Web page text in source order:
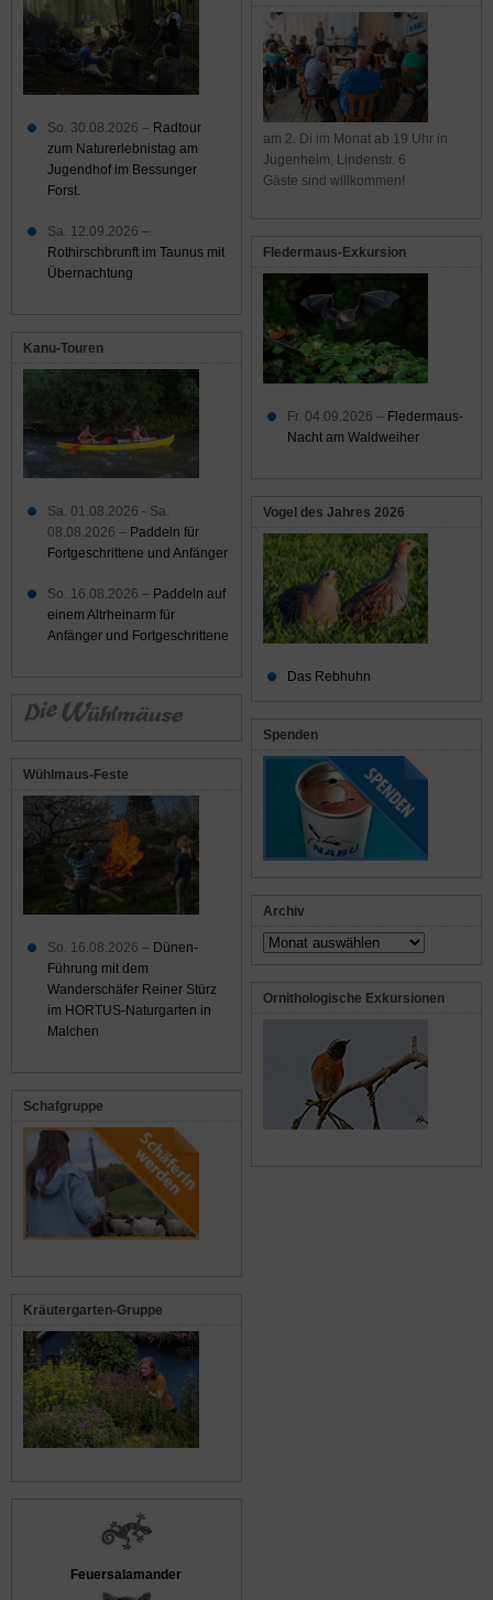
am 2. Di im Monat ab 19 Uhr in
Jugenheim, Lindenstr. 6
Gäste sind willkommen!
Fledermaus-Exkursion
Fr. 04.09.2026 – Fledermaus-
Nacht am Waldweiher
Vogel des Jahres 2026
Das Rebhuhn
Spenden
Archiv
Archiv
Ornithologische Exkursionen
So. 30.08.2026 – Radtour
zum Naturerlebnistag am
Jugendhof im Bessunger
Forst.
Sa. 12.09.2026 –
Rothirschbrunft im Taunus mit
Übernachtung
Kanu-Touren
Sa. 01.08.2026 - Sa.
08.08.2026 – Paddeln für
Fortgeschrittene und Anfänger
So. 16.08.2026 – Paddeln auf
einem Altrheinarm für
Anfänger und Fortgeschrittene
Wühlmaus-Feste
So. 16.08.2026 – Dünen-
Führung mit dem
Wanderschäfer Reiner Stürz
im HORTUS-Naturgarten in
Malchen
Schafgruppe
Kräutergarten-Gruppe
Feuersalamander